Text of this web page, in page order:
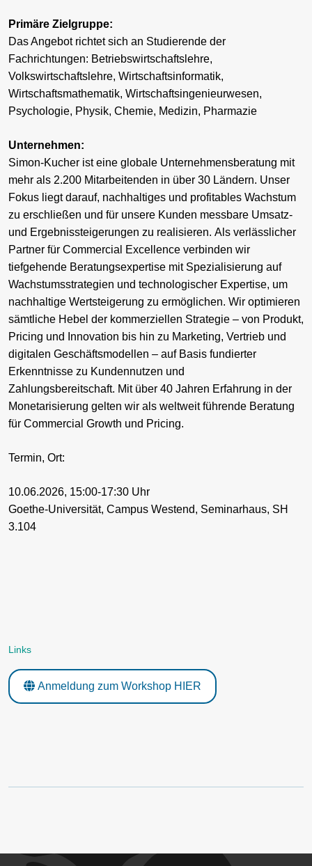
Primäre Zielgruppe:
Das Angebot richtet sich an Studierende der
Fachrichtungen: Betriebswirtschaftslehre,
Volkswirtschaftslehre, Wirtschaftsinformatik,
Wirtschaftsmathematik, Wirtschaftsingenieurwesen,
Psychologie, Physik, Chemie, Medizin, Pharmazie
Unternehmen:
Simon-Kucher ist eine globale Unternehmensberatung mit
mehr als 2.200 Mitarbeitenden in über 30 Ländern. Unser
Fokus liegt darauf, nachhaltiges und profitables Wachstum
zu erschließen und für unsere Kunden messbare Umsatz-
und Ergebnissteigerungen zu realisieren. Als verlässlicher
Partner für Commercial Excellence verbinden wir
tiefgehende Beratungsexpertise mit Spezialisierung auf
Wachstumsstrategien und technologischer Expertise, um
nachhaltige Wertsteigerung zu ermöglichen. Wir optimieren
sämtliche Hebel der kommerziellen Strategie – von Produkt,
Pricing und Innovation bis hin zu Marketing, Vertrieb und
digitalen Geschäftsmodellen – auf Basis fundierter
Erkenntnisse zu Kundennutzen und
Zahlungsbereitschaft. Mit über 40 Jahren Erfahrung in der
Monetarisierung gelten wir als weltweit führende Beratung
für Commercial Growth und Pricing.
Termin, Ort:
10.06.2026, 15:00-17:30 Uhr
Goethe-Universität, Campus Westend, Seminarhaus, SH
3.104
Links
Anmeldung zum Workshop HIER